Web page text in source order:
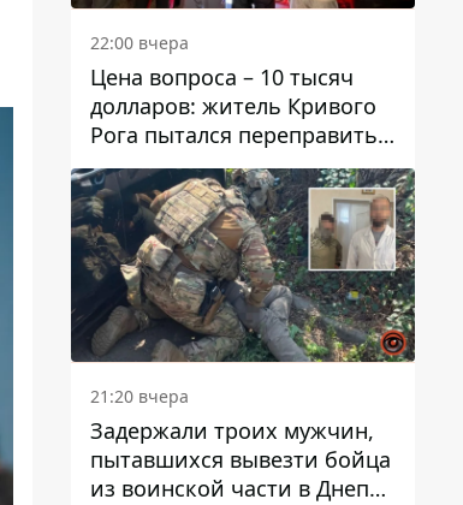
22:00 вчера
Цена вопроса – 10 тысяч
долларов: житель Кривого
Рога пытался переправить
мужчину в Словакию
21:20 вчера
Задержали троих мужчин,
пытавшихся вывезти бойца
из воинской части в Днепр